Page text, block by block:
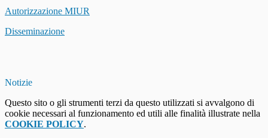
Autorizzazione MIUR
Disseminazione
Notizie
Questo sito o gli strumenti terzi da questo utilizzati si avvalgono di
cookie necessari al funzionamento ed utili alle finalità illustrate nella
COOKIE POLICY.